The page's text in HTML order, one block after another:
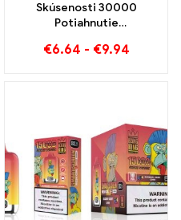
Skúsenosti 30000
Potiahnutie
čistý pôžitok Blueberry
€6.64 - €9.94